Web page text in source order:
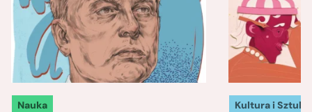
Nauka Kultura i Sztuka